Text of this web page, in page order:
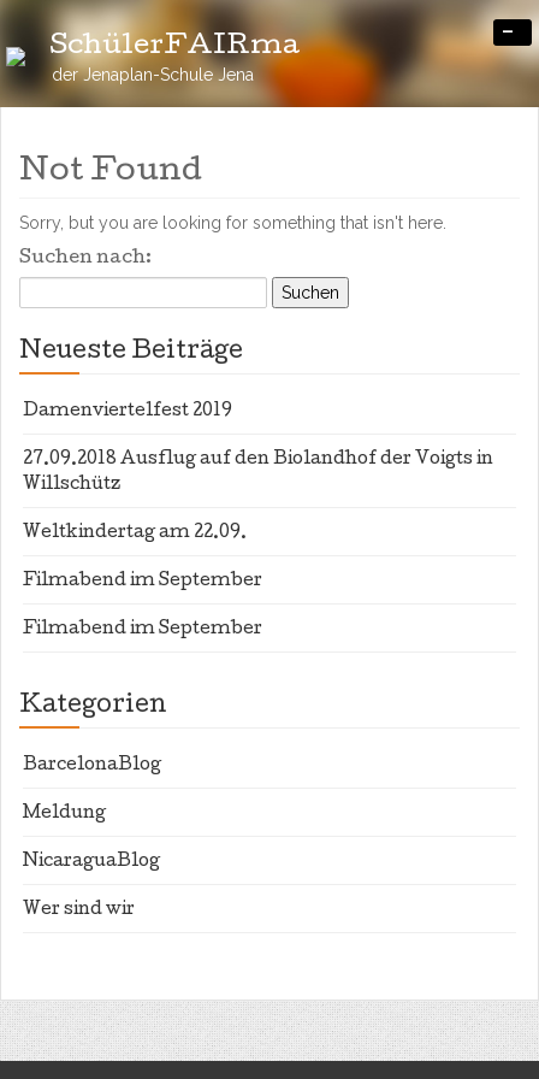
SchülerFAIRma
der Jenaplan-Schule Jena
-
Not Found
Sorry, but you are looking for something that isn't here.
Suchen nach:
Neueste Beiträge
Damenviertelfest 2019
27.09.2018 Ausflug auf den Biolandhof der Voigts in
Willschütz
Weltkindertag am 22.09.
Filmabend im September
Filmabend im September
Kategorien
BarcelonaBlog
Meldung
NicaraguaBlog
Wer sind wir